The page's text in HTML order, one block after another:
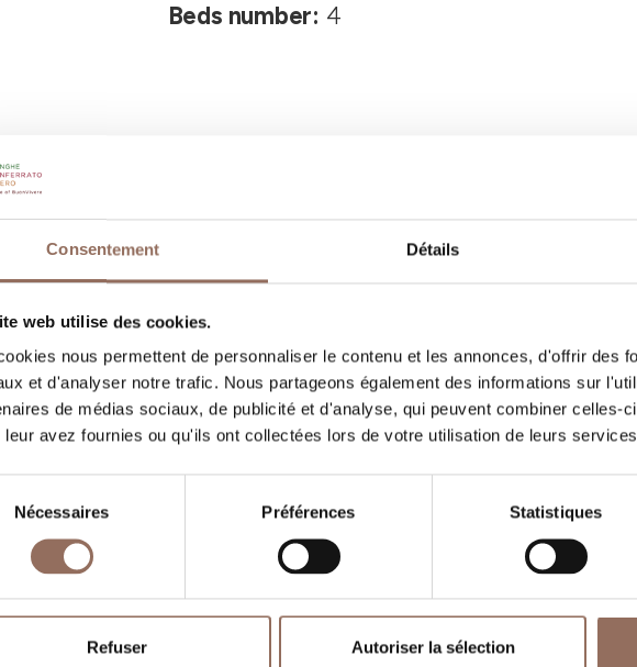
Consentement Détails
web utilise des cookies.
nous permettent de personnaliser le contenu et les annonces, d'offrir des
et d'analyser notre trafic. Nous partageons également des informations sur
de médias sociaux, de publicité et d'analyse, qui peuvent combiner celles-
leur avez fournies ou qu'ils ont collectées lors de votre utilisation de leurs
Nécessaires Préférences Statistiques
Refuser Autoriser la sélection
Beds number: 4
dormir, où manger, quoi faire et visiter dans chaque coin
gardant un œil sur la météo en temps